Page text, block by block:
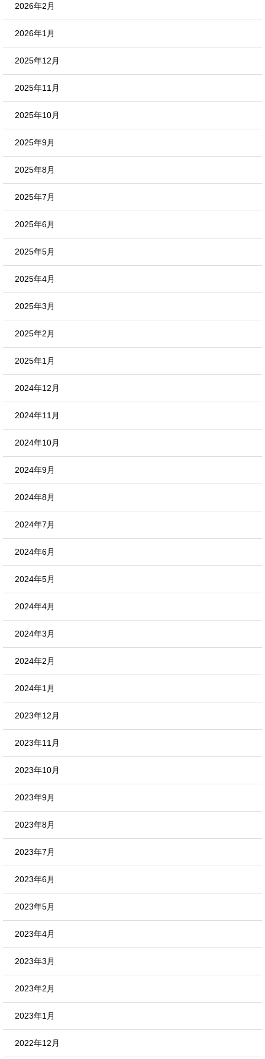
2026年2月
2026年1月
2025年12月
2025年11月
2025年10月
2025年9月
2025年8月
2025年7月
2025年6月
2025年5月
2025年4月
2025年3月
2025年2月
2025年1月
2024年12月
2024年11月
2024年10月
2024年9月
2024年8月
2024年7月
2024年6月
2024年5月
2024年4月
2024年3月
2024年2月
2024年1月
2023年12月
2023年11月
2023年10月
2023年9月
2023年8月
2023年7月
2023年6月
2023年5月
2023年4月
2023年3月
2023年2月
2023年1月
2022年12月